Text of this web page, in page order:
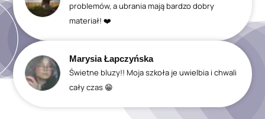
problemów, a ubrania mają bardzo dobry
materiał! ❤️
Marysia Łapczyńska
Świetne bluzy!! Moja szkoła je uwielbia i chwali
cały czas 😁